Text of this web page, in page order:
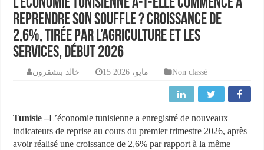
L’économie tunisienne a-t-elle commencé à
reprendre son souffle ? Croissance de
2,6%, tirée par l’agriculture et les
services, début 2026
خالد بنشقرون 15 مايو، 2026 Non classé
Tunisie –L’économie tunisienne a enregistré de nouveaux
indicateurs de reprise au cours du premier trimestre 2026, après
avoir réalisé une croissance de 2,6% par rapport à la même